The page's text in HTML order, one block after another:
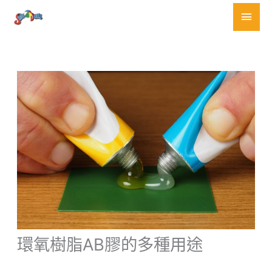
主
要
單
環氧樹脂AB膠的多種用途